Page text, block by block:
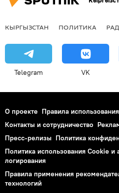
КЫРГЫЗСТАН ПОЛИТИКА
Telegram VK
О проекте Правила использования
Контакты и сотрудничество
Пресс-релизы Политика
Политика использования Cookie и
логирования
Правила применения
технологий